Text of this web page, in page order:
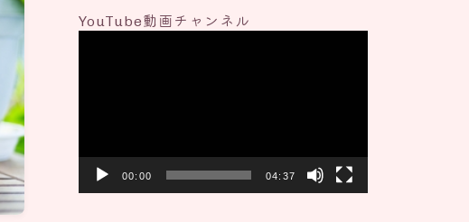
YouTube動画チャンネル
00:00 04:37